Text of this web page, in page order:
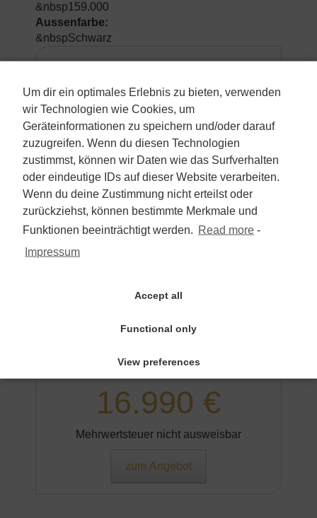
Um dir ein optimales Erlebnis zu bieten, verwenden
wir Technologien wie Cookies, um
Geräteinformationen zu speichern und/oder darauf
zuzugreifen. Wenn du diesen Technologien
zustimmst, können wir Daten wie das Surfverhalten
oder eindeutige IDs auf dieser Website verarbeiten.
Wenn du deine Zustimmung nicht erteilst oder
zurückziehst, können bestimmte Merkmale und
Funktionen beeinträchtigt werden. Read more -
Impressum
Accept all
Functional only
View preferences
&nbsp159.000
Aussenfarbe:
&nbspSchwarz
5.990 €
Mehrwertsteuer nicht ausweisbar
zum Angebot
Hyundai KONA 1.6 T-GDI
2WD/2.Hd/Navi/Automatik/Kam/PDC
16.990 €
Mehrwertsteuer nicht ausweisbar
zum Angebot